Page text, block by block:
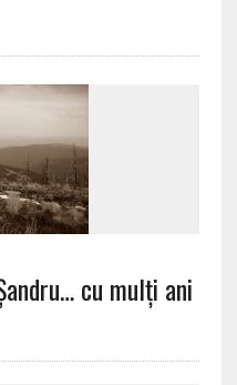
cu mulți ani